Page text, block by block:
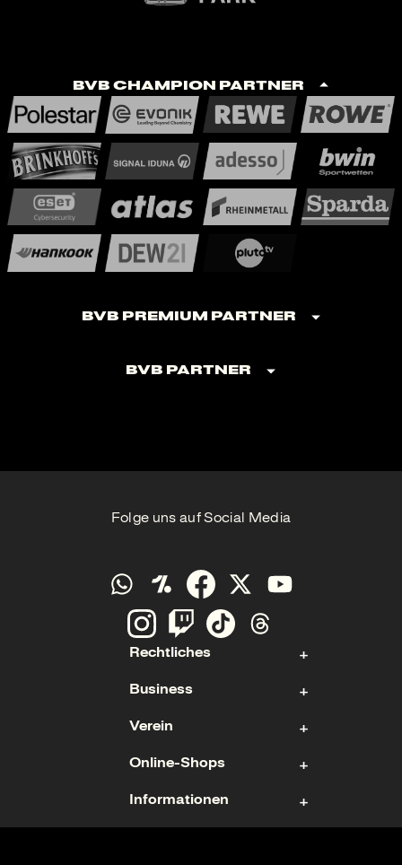
BVB Champion Partner
BVB Premium Partner
BVB Partner
Folge uns auf Social Media
Rechtliches
Kontakt
Impressum
Datenschutz
Cookies
Business
Aktie
Sponsoring & Hospitality
Geschäftsführung
Verein
Fan- und Förderabteilung
Mitgliedschaft
Online-Shops
Ticketshop
Informationen